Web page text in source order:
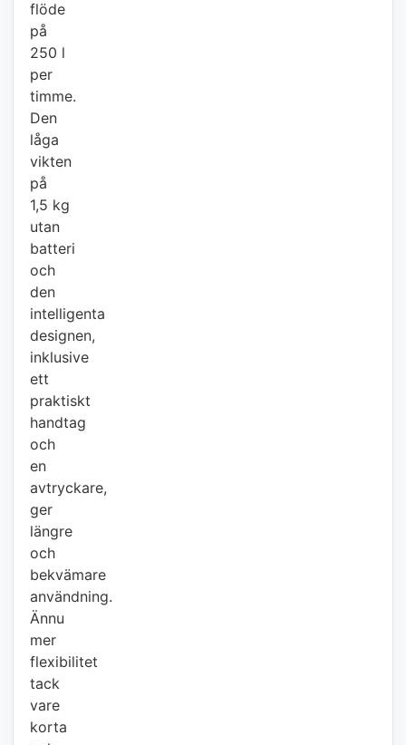
flöde
på
250 l
per
timme.
Den
låga
vikten
på
1,5 kg
utan
batteri
och
den
intelligenta
designen,
inklusive
ett
praktiskt
handtag
och
en
avtryckare,
ger
längre
och
bekvämare
användning.
Ännu
mer
flexibilitet
tack
vare
korta